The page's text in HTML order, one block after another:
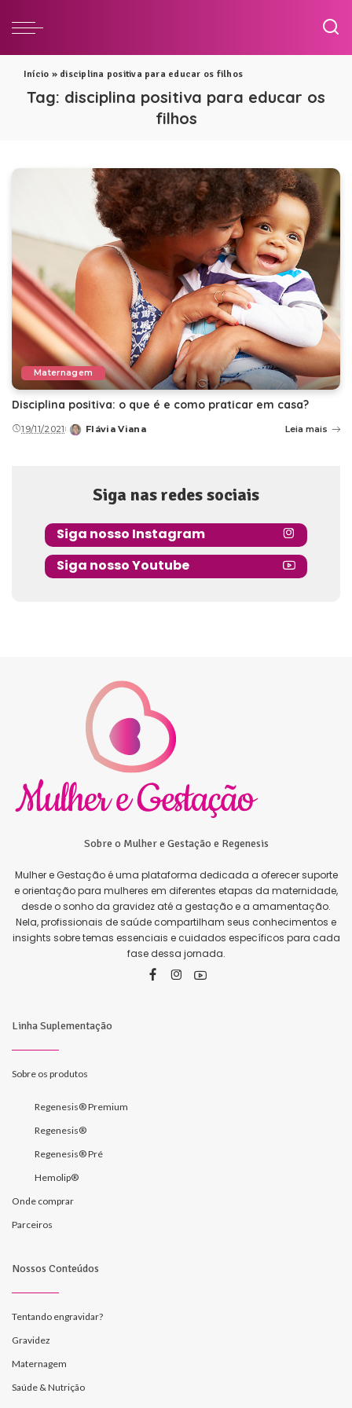
Início » disciplina positiva para educar os filhos
Tag: disciplina positiva para educar os
filhos
Maternagem
Disciplina positiva: o que é e como praticar em casa?
19/11/2021
Posted
Flávia Viana Leia mais
Siga nas redes sociais
Siga nosso Instagram
Siga nosso Youtube
Sobre o Mulher e Gestação e Regenesis
Mulher e Gestação é uma plataforma dedicada a oferecer suporte
e orientação para mulheres em diferentes etapas da maternidade,
desde o sonho da gravidez até a gestação e a amamentação.
Nela, profissionais de saúde compartilham seus conhecimentos e
insights sobre temas essenciais e cuidados específicos para cada
fase dessa jornada.
Linha Suplementação
Sobre os produtos
Regenesis® Premium
Regenesis®
Regenesis® Pré
Hemolip®
Onde comprar
Parceiros
Nossos Conteúdos
Tentando engravidar?
Gravidez
Maternagem
Saúde & Nutrição